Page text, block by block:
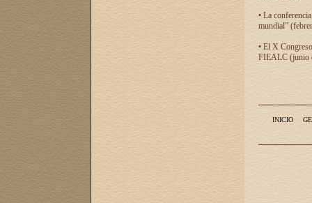
• La
mundial”
• El X
FIEALC (junio
INICIO